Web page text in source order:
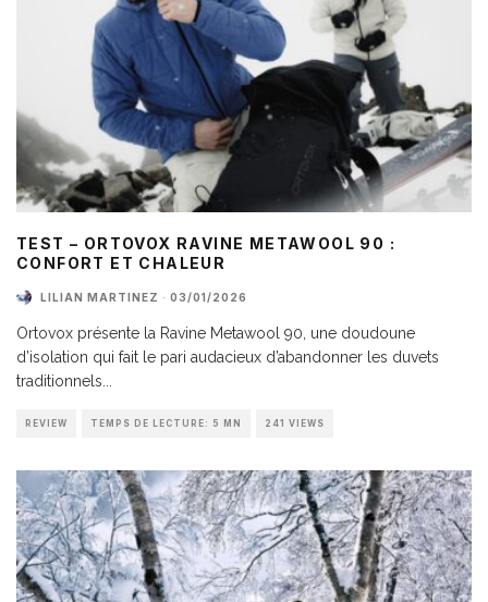
TEST – ORTOVOX RAVINE METAWOOL 90 :
CONFORT ET CHALEUR
LILIAN MARTINEZ · 03/01/2026
Ortovox présente la Ravine Metawool 90, une doudoune
d’isolation qui fait le pari audacieux d’abandonner les duvets
traditionnels...
REVIEW TEMPS DE LECTURE: 5 MN 241 VIEWS